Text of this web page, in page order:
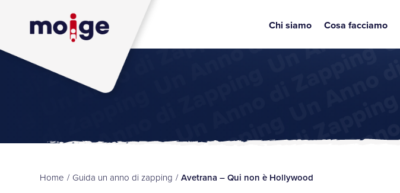
Chi siamo Cosa facciamo
Home / Guida un anno di zapping / Avetrana – Qui non è Hollywood